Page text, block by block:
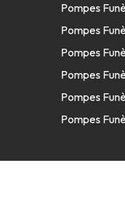
Pompes
Pompes
Pompes
Pompes
Pompes
Pompes